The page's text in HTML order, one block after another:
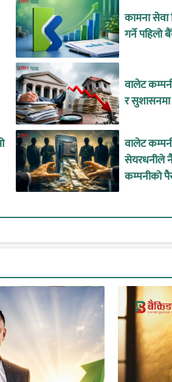
कामना
गर्ने पहिलो
वालेट
वालेट
सेयरधनीले
कम्पनीको